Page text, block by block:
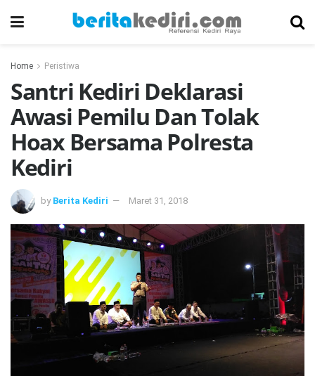
Home Peristiwa
Santri Kediri Deklarasi
Awasi Pemilu Dan Tolak
Hoax Bersama Polresta
Kediri
by Berita Kediri Maret 31, 2018